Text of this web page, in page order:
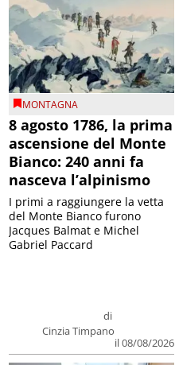
MONTAGNA
8 agosto 1786, la prima
ascensione del Monte
Bianco: 240 anni fa
nasceva l’alpinismo
di
Cinzia Timpano
il 08/08/2026
I primi a raggiungere la vetta
del Monte Bianco furono
Jacques Balmat e Michel
Gabriel Paccard